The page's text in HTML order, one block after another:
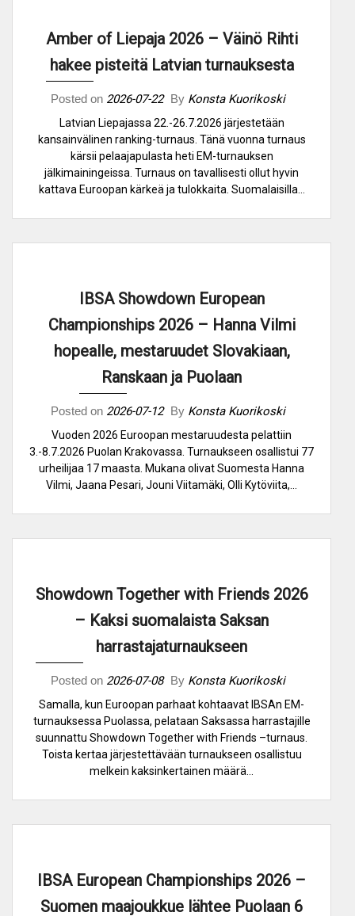
Amber of Liepaja 2026 – Väinö Rihti
hakee pisteitä Latvian turnauksesta
Posted on 2026-07-22 By Konsta Kuorikoski
Latvian Liepajassa 22.-26.7.2026 järjestetään
kansainvälinen ranking-turnaus. Tänä vuonna turnaus
kärsii pelaajapulasta heti EM-turnauksen
jälkimainingeissa. Turnaus on tavallisesti ollut hyvin
kattava Euroopan kärkeä ja tulokkaita. Suomalaisilla…
IBSA Showdown European
Championships 2026 – Hanna Vilmi
hopealle, mestaruudet Slovakiaan,
Ranskaan ja Puolaan
Posted on 2026-07-12 By Konsta Kuorikoski
Vuoden 2026 Euroopan mestaruudesta pelattiin
3.-8.7.2026 Puolan Krakovassa. Turnaukseen osallistui 77
urheilijaa 17 maasta. Mukana olivat Suomesta Hanna
Vilmi, Jaana Pesari, Jouni Viitamäki, Olli Kytöviita,…
Showdown Together with Friends 2026
– Kaksi suomalaista Saksan
harrastajaturnaukseen
Posted on 2026-07-08 By Konsta Kuorikoski
Samalla, kun Euroopan parhaat kohtaavat IBSAn EM-
turnauksessa Puolassa, pelataan Saksassa harrastajille
suunnattu Showdown Together with Friends –turnaus.
Toista kertaa järjestettävään turnaukseen osallistuu
melkein kaksinkertainen määrä…
IBSA European Championships 2026 –
Suomen maajoukkue lähtee Puolaan 6